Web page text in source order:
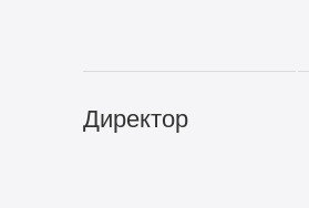
Директор